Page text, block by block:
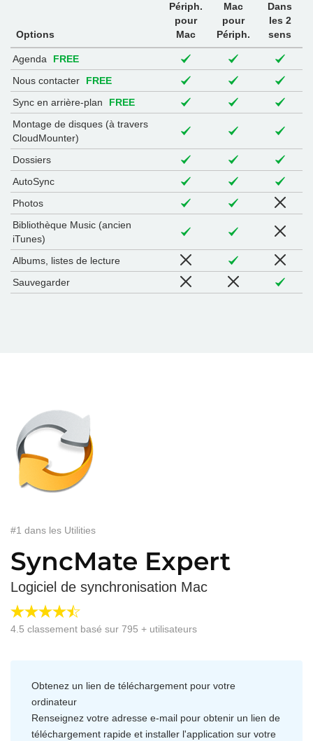
Options
Périph.
pour
Mac
Mac
pour
Périph.
Dans
les 2
sens
Agenda
FREE
Nous contacter
FREE
Sync en arrière-plan
FREE
Montage de disques (à travers
CloudMounter)
Dossiers
AutoSync
Photos
Bibliothèque Music (ancien
iTunes)
Albums, listes de lecture
Sauvegarder
#1 dans les Utilities
SyncMate Expert
Logiciel de synchronisation Mac
4.5 classement basé sur 795 + utilisateurs
Obtenez un lien de téléchargement pour votre
ordinateur
Renseignez votre adresse e-mail pour obtenir un lien de
téléchargement rapide et installer l'application sur votre